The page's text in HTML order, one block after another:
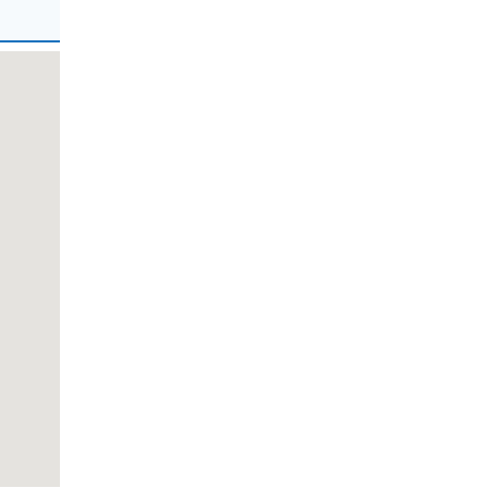
ん